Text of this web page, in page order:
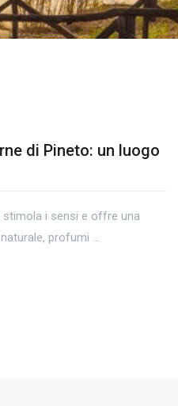
di Pineto: un luogo
stimola i sensi e offre una
profumi ...